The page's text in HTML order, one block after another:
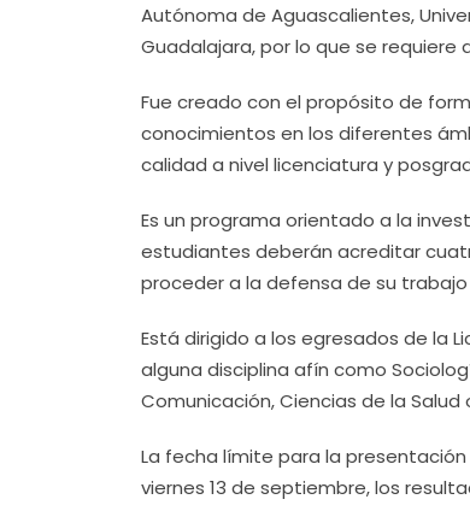
Autónoma de Aguascalientes,
Guadalajara, por lo que se requiere
Fue creado con el propósito de
conocimientos en los diferentes
calidad a nivel licenciatura y
Es un programa orientado a la
estudiantes deberán acreditar
proceder a la defensa de su
Está dirigido a los egresados de la
alguna disciplina afín como
Comunicación, Ciencias de la Salud
La fecha límite para la
viernes 13 de septiembre, los